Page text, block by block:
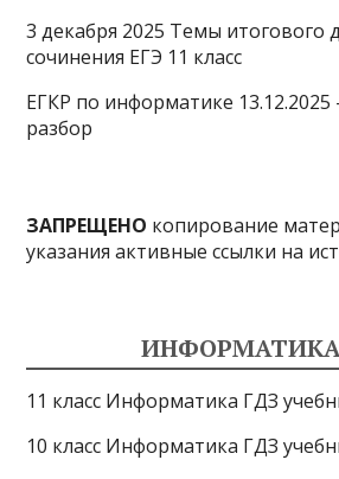
3 декабря 2025 Темы итогового
сочинения ЕГЭ 11 класс
ЕГКР по информатике
разбор
ЗАПРЕЩЕНО копирование
указания активные ссылки на
ИНФОРМАТИКА
11 класс Информатика ГДЗ
10 класс Информатика ГДЗ